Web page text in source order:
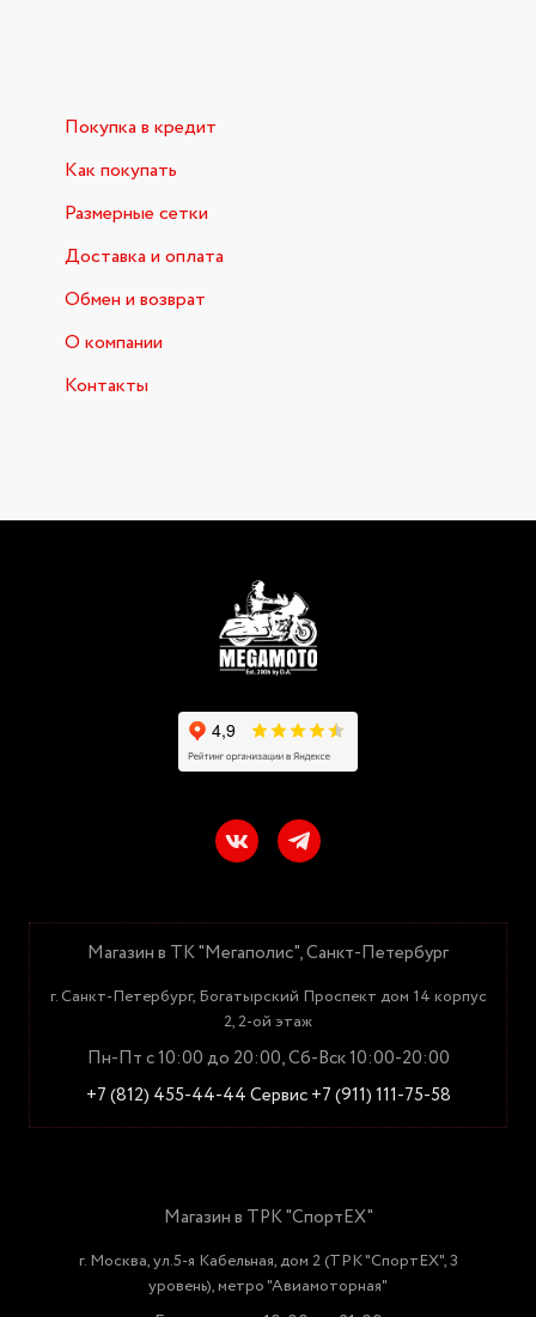
Покупка в кредит
Как покупать
Размерные сетки
Доставка и оплата
Обмен и возврат
О компании
Контакты
Магазин в ТК "Мегаполис", Санкт-Петербург
г. Санкт-Петербург, Богатырский Проспект дом 14 корпус
2, 2-ой этаж
Пн-Пт с 10:00 до 20:00, Сб-Вск 10:00-20:00
+7 (812) 455-44-44Сервис +7 (911) 111-75-58
Магазин в ТРК "СпортЕХ"
г. Москва, ул.5-я Кабельная, дом 2 (ТРК "СпортЕХ", 3
уровень), метро "Авиамоторная"